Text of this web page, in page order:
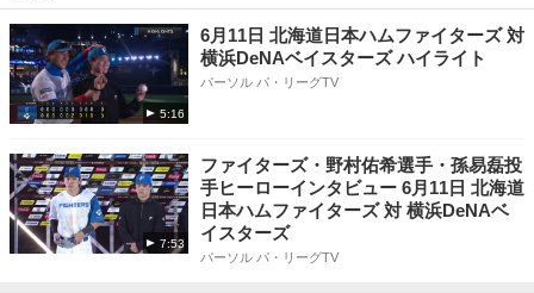
5:16
6月11日 北海道日本ハムファイターズ 対
横浜DeNAベイスターズ ハイライト
パーソル パ・リーグTV
7:53
ファイターズ・野村佑希選手・孫易磊投
手ヒーローインタビュー 6月11日 北海道
日本ハムファイターズ 対 横浜DeNAベ
イスターズ
パーソル パ・リーグTV